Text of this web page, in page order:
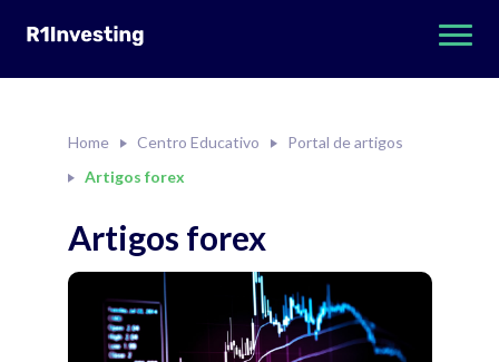
Home Centro Educativo
Portal de artigos
Artigos forex
Artigos forex